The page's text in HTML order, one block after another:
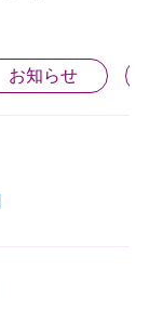
お知らせ